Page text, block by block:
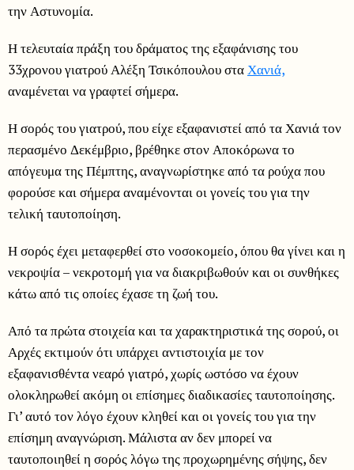
την Αστυνομία.
Η τελευταία πράξη του δράματος της εξαφάνισης του
33χρονου γιατρού Αλέξη Τσικόπουλου σταΧανιά,
αναμένεται να γραφτεί σήμερα.
Η σορός του γιατρού, που είχε εξαφανιστεί από τα Χανιά τον
περασμένο Δεκέμβριο, βρέθηκε στον Αποκόρωνα το
απόγευμα της Πέμπτης, αναγνωρίστηκε από τα ρούχα που
φορούσε και σήμερα αναμένονται οι γονείς του για την
τελική ταυτοποίηση.
Η σορός έχει μεταφερθεί στο νοσοκομείο, όπου θα γίνει και η
νεκροψία – νεκροτομή για να διακριβωθούν και οι συνθήκες
κάτω από τις οποίες έχασε τη ζωή του.
Από τα πρώτα στοιχεία και τα χαρακτηριστικά της σορού, οι
Αρχές εκτιμούν ότι υπάρχει αντιστοιχία με τον
εξαφανισθέντα νεαρό γιατρό, χωρίς ωστόσο να έχουν
ολοκληρωθεί ακόμη οι επίσημες διαδικασίες ταυτοποίησης.
Γι’ αυτό τον λόγο έχουν κληθεί και οι γονείς του για την
επίσημη αναγνώριση. Μάλιστα αν δεν μπορεί να
ταυτοποιηθεί η σορός λόγω της προχωρημένης σήψης, δεν